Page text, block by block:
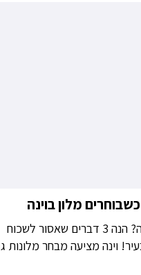
מחפשים מלון בוינה? הנה 3 דברים שאסור לשכוח
וינה מציעה מבחר מלונות